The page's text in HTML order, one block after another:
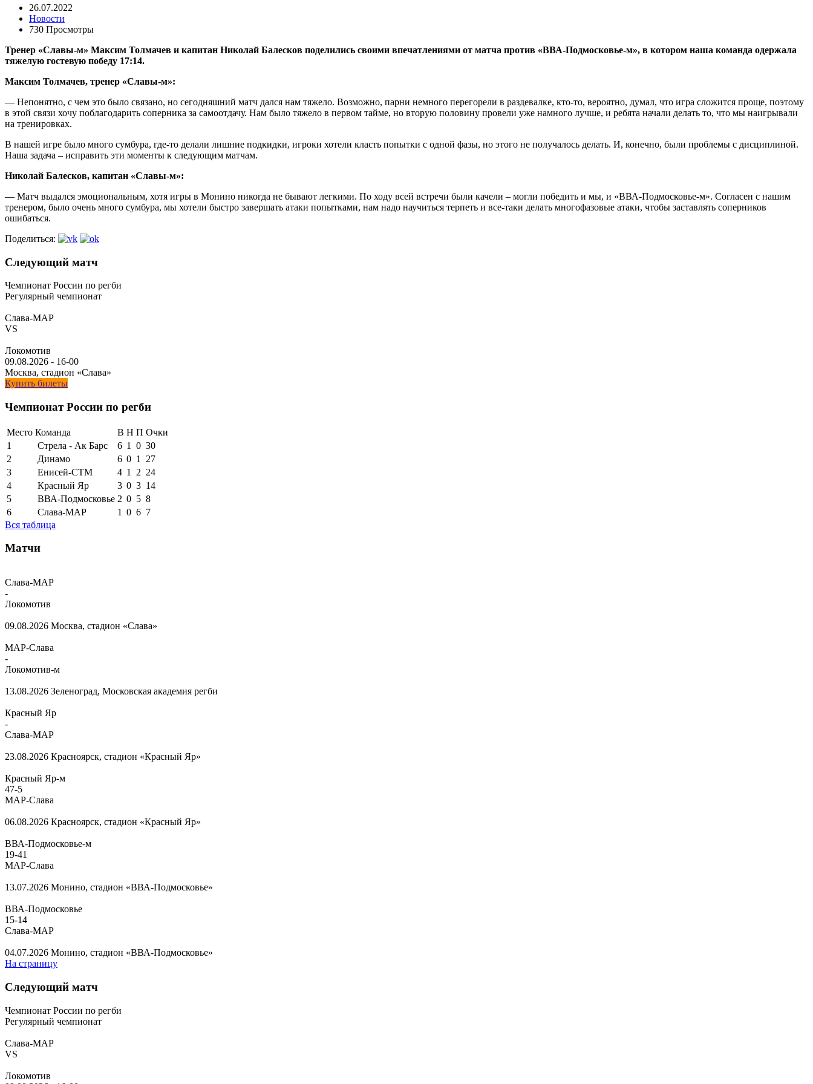
26.07.2022
Новости
730 Просмотры
Тренер «Славы-м» Максим Толмачев и капитан Николай Балесков поделились своими впечатлениями от матча против «ВВА-Подмосковье-м», в котором наша команда одержала
тяжелую гостевую победу 17:14.
Максим Толмачев, тренер «Славы-м»:
— Непонятно, с чем это было связано, но сегодняшний матч дался нам тяжело. Возможно, парни немного перегорели в раздевалке, кто-то, вероятно, думал, что игра сложится проще, поэтому
в этой связи хочу поблагодарить соперника за самоотдачу. Нам было тяжело в первом тайме, но вторую половину провели уже намного лучше, и ребята начали делать то, что мы наигрывали
на тренировках.
В нашей игре было много сумбура, где-то делали лишние подкидки, игроки хотели класть попытки с одной фазы, но этого не получалось делать. И, конечно, были проблемы с дисциплиной.
Наша задача – исправить эти моменты к следующим матчам.
Николай Балесков, капитан «Славы-м»:
— Матч выдался эмоциональным, хотя игры в Монино никогда не бывают легкими. По ходу всей встречи были качели – могли победить и мы, и «ВВА-Подмосковье-м». Согласен с нашим
тренером, было очень много сумбура, мы хотели быстро завершать атаки попытками, нам надо научиться терпеть и все-таки делать многофазовые атаки, чтобы заставлять соперников
ошибаться.
Поделиться:
Следующий матч
Чемпионат России по регби
Регулярный чемпионат
Слава-МАР
VS
Локомотив
09.08.2026 - 16-00
Москва, стадион «Слава»
Купить билеты
Чемпионат России по регби
Место Команда В Н П Очки
1
Стрела - Ак Барс 6 1 0 30
2
Динамо 6 0 1
27
3
Енисей-СТМ 4 1 2 24
4
Красный Яр 3 0 3 14
5
ВВА-Подмосковье 2 0 5 8
6
Слава-МАР 1 0 6 7
Вся таблица
Матчи
Слава-МАР
-
Локомотив
09.08.2026 Москва, стадион «Слава»
МАР-Слава
-
Локомотив-м
13.08.2026 Зеленоград, Московская академия регби
Красный Яр
-
Слава-МАР
23.08.2026 Красноярск, стадион «Красный Яр»
Красный Яр-м
47-5
МАР-Слава
06.08.2026 Красноярск, стадион «Красный Яр»
ВВА-Подмосковье-м
19-41
МАР-Слава
13.07.2026 Монино, стадион «ВВА-Подмосковье»
ВВА-Подмосковье
15-14
Слава-МАР
04.07.2026 Монино, стадион «ВВА-Подмосковье»
На страницу
Следующий матч
Чемпионат России по регби
Регулярный чемпионат
Слава-МАР
VS
Локомотив